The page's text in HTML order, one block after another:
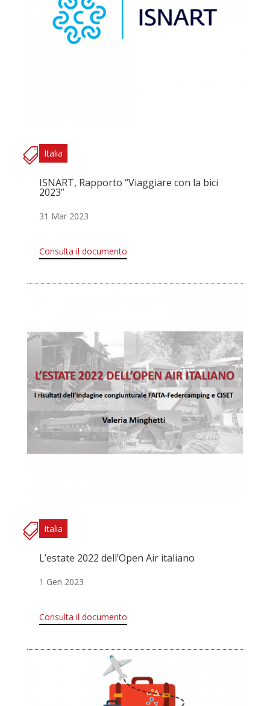
Italia
ISNART, Rapporto “Viaggiare con la bici
2023”
31 Mar 2023
Consulta il documento
Italia
L’estate 2022 dell’Open Air italiano
1 Gen 2023
Consulta il documento